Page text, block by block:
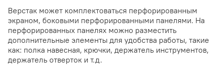
Верстак может комплектоваться перфорированным
экраном, боковыми перфорированными панелями. На
перфорированных панелях можно разместить
дополнительные элементы для удобства работы, такие
как: полка навесная, крючки, держатель инструментов,
держатель отверток и т.д.